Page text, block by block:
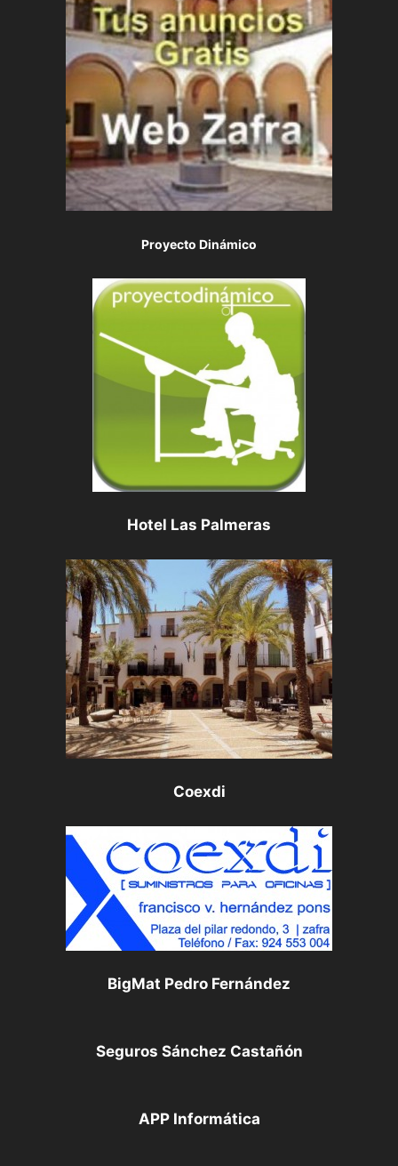
Proyecto Dinámico
Hotel Las Palmeras
Coexdi
BigMat Pedro Fernández
Seguros Sánchez Castañón
APP Informática